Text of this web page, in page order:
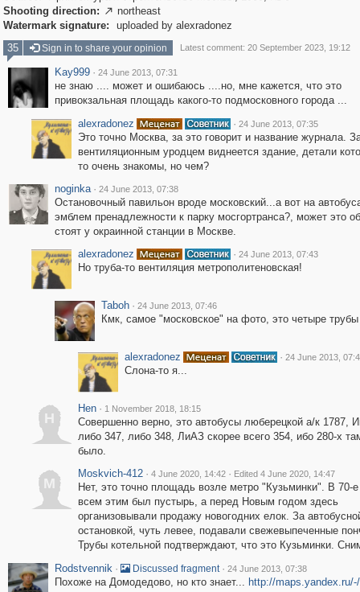
Shooting direction:  northeast
Watermark signature:
uploaded by alexradonez
35
Sign in to share your opinion Latest comment: 20 September 2023, 19:12
Kay999 · 24 June 2013, 07:31
не знаю .... может и ошибаюсь ....но, мне кажется, что это
привокзальная площадь какого-то подмосковного города ...
alexradonez
· 24 June 2013, 07:35
Это точно Москва, за это говорит и название журнала.
вентиляционным уродцем виднеется здание, детали
то очень знакомы, но чем?
noginka · 24 June 2013, 07:38
Остановочный павильон вроде московский...а вот на
эмблем пренадлежности к парку мосгортранса?, может это
стоят у окраинной станции в Москве.
alexradonez
· 24 June 2013, 07:43
Но труба-то вентиляция метрополитеновская!
Taboh · 24 June 2013, 07:46
Кмк, самое "московское" на фото, это четыре
alexradonez · 24 June 2013,
Слона-то я...
H
Hen · 1 November 2018, 18:15
Совершенно верно, это автобусы люберецкой а/к 1787,
либо 347, либо 348, ЛиАЗ скорее всего 354, ибо 280-х
было.
M
Moskvich-412 · 4 June 2020, 14:42 · Edited 4 June 2020, 14:47
Нет, это точно площадь возле метро "Кузьминки". В 70-
всем этим был пустырь, а перед Новым годом здесь
организовывали продажу новогодних елок. За
остановкой, чуть левее, подавали свежевыпеченные
Трубы котельной подтверждают, что это Кузьминки.
Rodstvennik · Discussed fragment · 24 June 2013, 07:38
Похоже на Домодедово, но кто знает... http://